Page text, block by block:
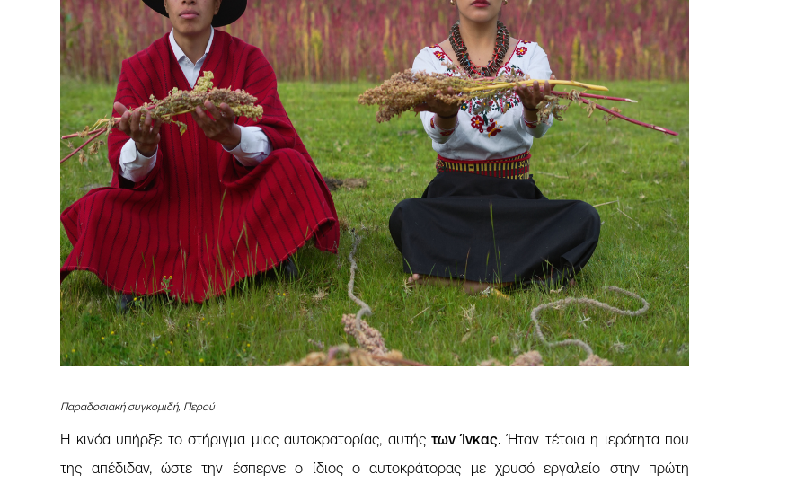
Παραδοσιακή συγκομιδή, Περού
Η κινόα υπήρξε το στήριγμα μιας αυτοκρατορίας, αυτήςτων Ίνκας. Ήταν τέτοια η ιερότητα που
της απέδιδαν, ώστε την έσπερνε ο ίδιος ο αυτοκράτορας με χρυσό εργαλείο στην πρώτη